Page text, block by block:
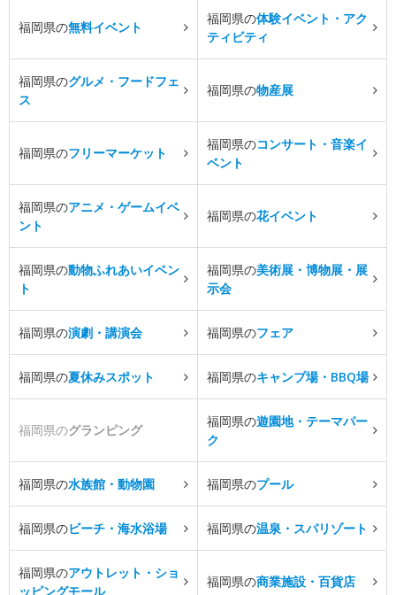
福岡県の無料イベント
福岡県の体験イベント・アク
ティビティ
福岡県のグルメ・フードフェ
ス
福岡県の物産展
福岡県のフリーマーケット
福岡県のコンサート・音楽イ
ベント
福岡県のアニメ・ゲームイベ
ント
福岡県の花イベント
福岡県の動物ふれあいイベン
ト
福岡県の美術展・博物展・展
示会
福岡県の演劇・講演会 福岡県のフェア
福岡県の夏休みスポット 福岡県のキャンプ場・BBQ場
福岡県のグランピング
福岡県の遊園地・テーマパー
ク
福岡県の水族館・動物園 福岡県のプール
福岡県のビーチ・海水浴場 福岡県の温泉・スパリゾート
福岡県のアウトレット・ショ
ッピングモール
福岡県の商業施設・百貨店